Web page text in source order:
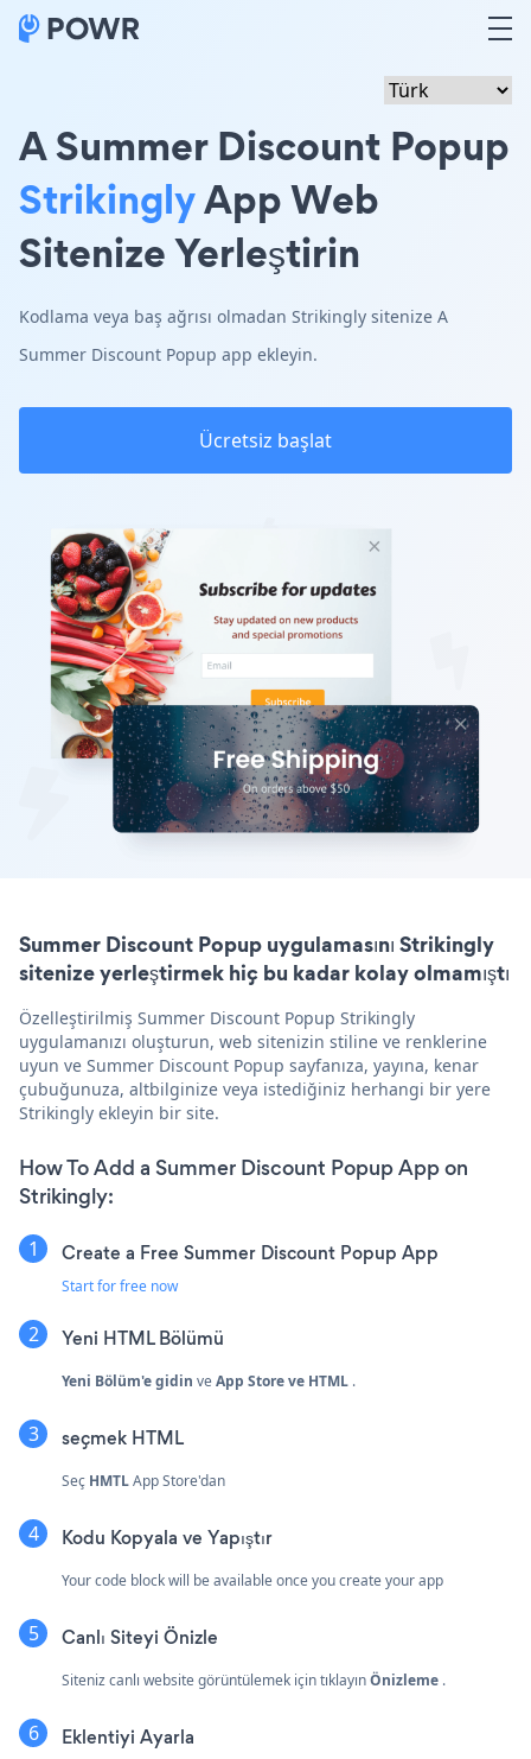
A Summer Discount Popup
StrikinglyApp Web
Sitenize Yerleştirin
Kodlama veya baş ağrısı olmadan Strikingly sitenize A
Summer Discount Popup app ekleyin.
Ücretsiz başlat
Summer Discount Popup uygulamasını Strikingly
sitenize yerleştirmek hiç bu kadar kolay olmamıştı
Özelleştirilmiş Summer Discount Popup Strikingly
uygulamanızı oluşturun, web sitenizin stiline ve renklerine
uyun ve Summer Discount Popup sayfanıza, yayına, kenar
çubuğunuza, altbilginize veya istediğiniz herhangi bir yere
Strikingly ekleyin bir site.
How To Add a Summer Discount Popup App on
Strikingly:
Create a Free Summer Discount Popup App
Start for free now
Yeni HTML Bölümü
Yeni Bölüm'e gidin veApp Store ve HTML .
seçmek HTML
Seç HMTLApp Store'dan
Kodu Kopyala ve Yapıştır
Your code block will be available once you create your app
Canlı Siteyi Önizle
Siteniz canlı website görüntülemek için tıklayınÖnizleme .
Eklentiyi Ayarla